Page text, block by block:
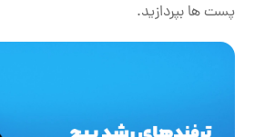
پست ها بپردازید.